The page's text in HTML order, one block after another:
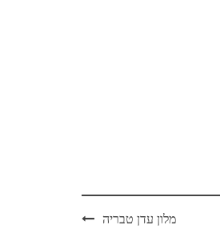
מלון עדן טבריה